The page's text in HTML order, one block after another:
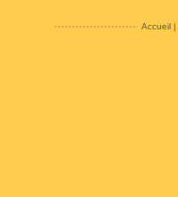
Accueil|